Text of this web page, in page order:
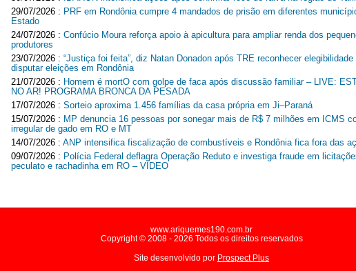
29/07/2026 : PRF em Rondônia cumpre 4 mandados de prisão em diferentes
Estado
24/07/2026 : Confúcio Moura reforça apoio à apicultura para ampliar renda dos
produtores
23/07/2026 : “Justiça foi feita”, diz Natan Donadon após TRE reconhecer elegibilidade
disputar eleições em Rondônia
21/07/2026 : Homem é mortO com golpe de faca após discussão familiar – LIVE:
NO AR! PROGRAMA BRONCA DA PESADA
17/07/2026 : Sorteio aproxima 1.456 famílias da casa própria em Ji–Paraná
15/07/2026 : MP denuncia 16 pessoas por sonegar mais de R$ 7 milhões em ICMS
irregular de gado em RO e MT
14/07/2026 : ANP intensifica fiscalização de combustíveis e Rondônia fica fora das
09/07/2026 : Polícia Federal deflagra Operação Reduto e investiga fraude em
peculato e rachadinha em RO – VÍDEO
www.ariquemes190.com.br
Copyright © 2008 - 2026 Todos os direitos reservados
Site desenvolvido por Prospect Plus